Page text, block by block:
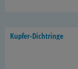
Kupfer-​Dichtringe